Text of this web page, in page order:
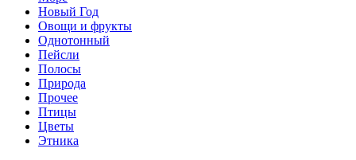
Новый Год
Овощи и фрукты
Однотонный
Пейсли
Полосы
Природа
Прочее
Птицы
Цветы
Этника